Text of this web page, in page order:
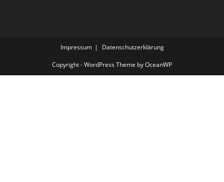
Impressum Datenschutzerklärung
Copyright - WordPress Theme by OceanWP